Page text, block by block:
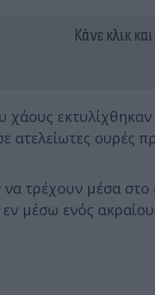
Κάνε κλικ
χάους
ατελείωτες ουρές
να τρέχουν μέσα
μέσω ενός